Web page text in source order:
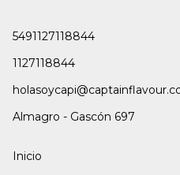
5491127118844
1127118844
Almagro - Gascón 697
Inicio